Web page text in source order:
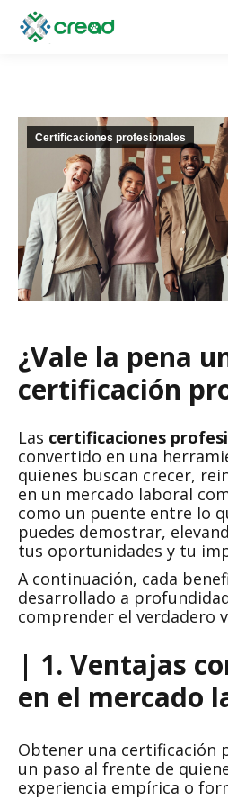
Certificaciones profesionales
¿Vale la pena
certificación
Las certificaciones
convertido en una
quienes buscan crecer,
en un mercado laboral
como un puente entre lo
puedes demostrar,
tus oportunidades y tu
A continuación, cada
desarrollado a
comprender el verdadero
| 1. Ventajas
en el mercado
Obtener una certificación
un paso al frente de
experiencia empírica o